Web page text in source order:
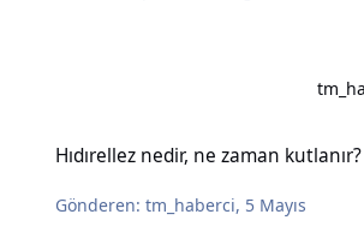
Hıdırellez nedir, ne zaman kutlanır?
Gönderen:tm_haberci, 5 Mayıs